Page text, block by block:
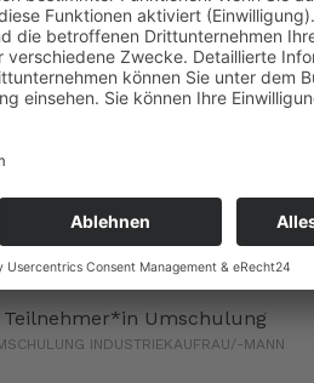
unserem
kompetentes Personal -
Teilnehmer*in Umschulung
INDUSTRIEKAUFRAU/-MANN